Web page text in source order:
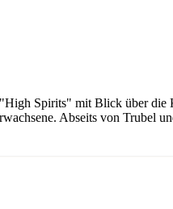
Spirits" mit Blick über
Abseits von Trubel